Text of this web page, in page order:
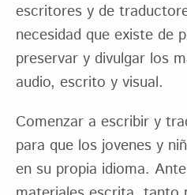
escritores y de
necesidad que existe de
preservar y divulgar los
audio, escrito y visual.
Comenzar a escribir y
para que los jovenes y
en su propia idioma.